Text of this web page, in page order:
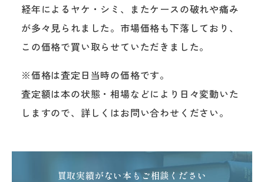
経年によるヤケ・シミ、またケースの破れや痛み
が多々見られました。市場価格も下落しており、
この価格で買い取らせていただきました。
※価格は査定日当時の価格です。
査定額は本の状態・相場などにより日々変動いた
しますので、詳しくはお問い合わせください。
買取実績がない本もご相談ください